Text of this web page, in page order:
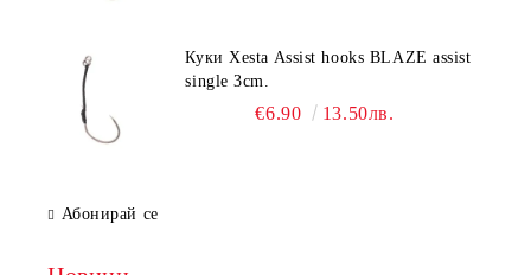
Куки Xesta Assist hooks BLAZE assist
single 3cm.
€6.90 13.50лв.
Абонирай се